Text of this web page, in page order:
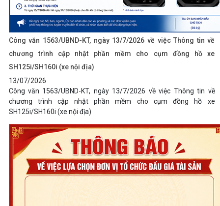
Công văn 1563/UBND-KT, ngày 13/7/2026 về việc Thông tin về
chương trình cập nhật phần mềm cho cụm đồng hồ xe
SH125i/SH160i (xe nội địa)
13/07/2026
Công văn 1563/UBND-KT, ngày 13/7/2026 về việc Thông tin về
chương trình cập nhật phần mềm cho cụm đồng hồ xe
SH125i/SH160i (xe nội địa)